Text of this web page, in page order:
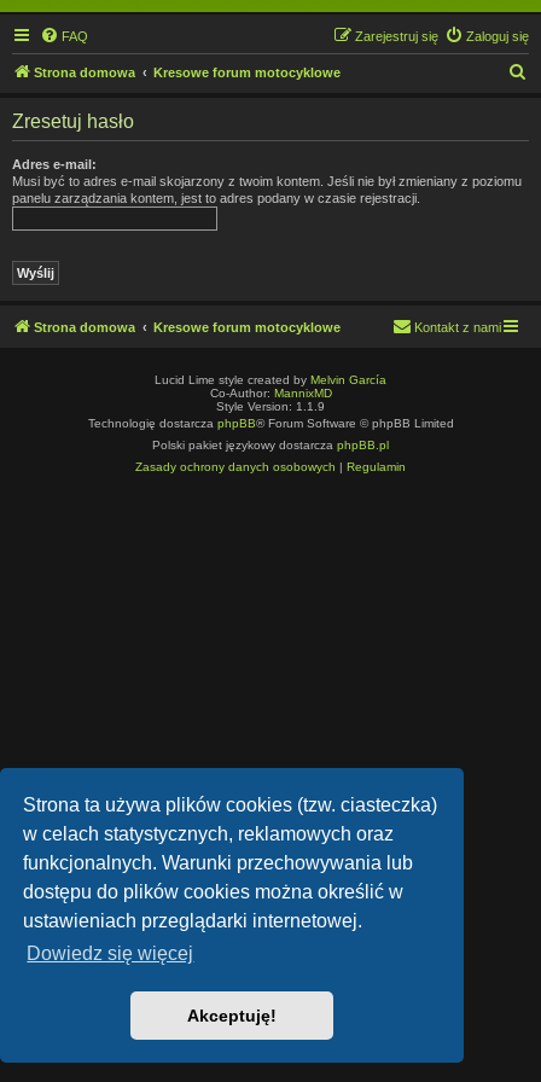
Strona ta używa plików cookies (tzw. ciasteczka)
w celach statystycznych, reklamowych oraz
funkcjonalnych. Warunki przechowywania lub
dostępu do plików cookies można określić w
ustawieniach przeglądarki internetowej.
Dowiedz się więcej
Akceptuję!
FAQ Zaloguj się
Zarejestruj się
Strona domowa Kresowe forum motocyklowe
Zresetuj hasło
Adres e-mail:
Musi być to adres e-mail skojarzony z twoim kontem. Jeśli nie był zmieniany z poziomu
panelu zarządzania kontem, jest to adres podany w czasie rejestracji.
Strona domowa Kresowe forum motocyklowe Kontakt z nami
Lucid Lime style created by Melvin García
Co-Author: MannixMD
Style Version: 1.1.9
Technologię dostarcza phpBB® Forum Software © phpBB Limited
Polski pakiet językowy dostarcza phpBB.pl
Zasady ochrony danych osobowych | Regulamin